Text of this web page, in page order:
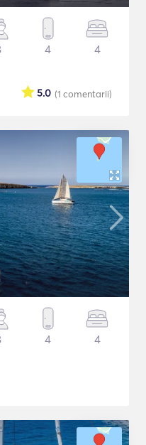
4 4
(1 comentarii)
5.0
4 4